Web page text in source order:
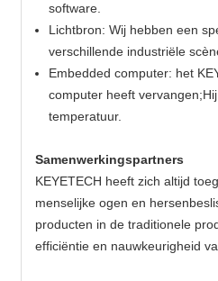
software.
Lichtbron: Wij hebben een
verschillende industriële
Embedded computer: het
computer heeft
temperatuur.
Samenwerkingspartners
KEYETECH heeft zich altijd
menselijke ogen en
producten in de traditionele
efficiëntie en nauwkeurigheid